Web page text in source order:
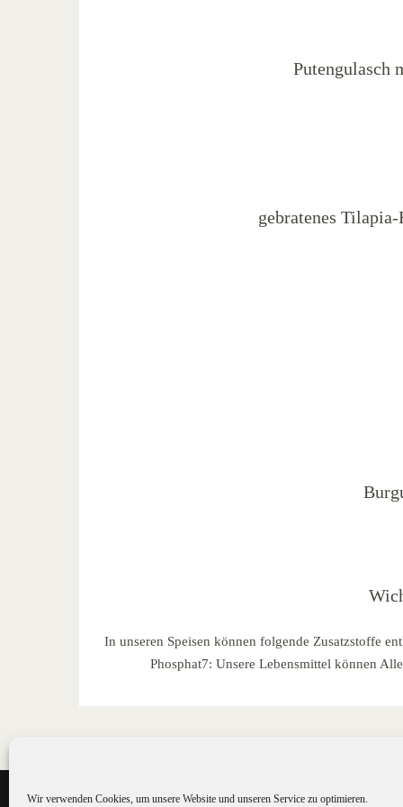
Wir verwenden Cookies, um unsere Website und unseren Service zu optimieren.
Putengulasch
gebratenes
In unseren Speisen können folgende Zusatzstoffe
Phosphat7: Unsere Lebensmittel können